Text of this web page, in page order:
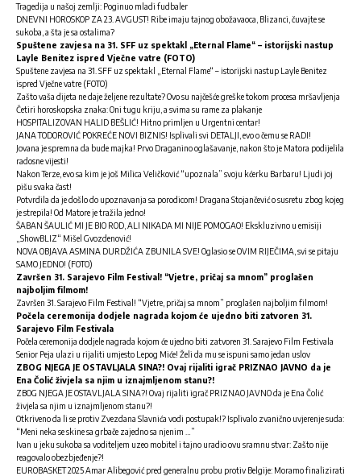
Tragedija u našoj zemlji: Poginuo mladi fudbaler
DNEVNI HOROSKOP ZA 23. AVGUST! Ribe imaju tajnog obožavaoca, Blizanci, čuvajte se
sukoba, a šta je sa ostalima?
Spuštene zavjesa na 31. SFF uz spektakl „Eternal Flame“ – istorijski nastup
Layle Benitez ispred Vječne vatre (FOTO)
Spuštene zavjesa na 31. SFF uz spektakl „Eternal Flame“ – istorijski nastup Layle Benitez
ispred Vječne vatre (FOTO)
Zašto vaša dijeta ne daje željene rezultate? Ovo su najčešće greške tokom procesa mršavljenja
Četiri horoskopska znaka: Oni tugu kriju, a svima su rame za plakanje
HOSPITALIZOVAN HALID BEŠLIĆ! Hitno primljen u Urgentni centar!
JANA TODOROVIĆ POKREĆE NOVI BIZNIS! Isplivali svi DETALJI, evo o čemu se RADI!
Jovana je spremna da bude majka! Prvo Draganino oglašavanje, nakon što je Matora podijelila
radosne vijesti!
Nakon Terze, evo sa kim je još Milica Veličković “upoznala” svoju kćerku Barbaru! Ljudi joj
pišu svaka čast!
Potvrdila da je došlo do upoznavanja sa porodicom! Dragana Stojančević o susretu zbog kojeg
je strepila! Od Matore je tražila jedno!
ŠABAN ŠAULIĆ MI JE BIO ROD, ALI NIKADA MI NIJE POMOGAO! Ekskluzivno u emisiji
„ShowBLIZ“ Mišel Gvozdenović!
NOVA OBJAVA ASMINA DURDŽIĆA ZBUNILA SVE! Oglasio se OVIM RIJEČIMA, svi se pitaju
SAMO JEDNO! (FOTO)
Završen 31. Sarajevo Film Festival! “Vjetre, pričaj sa mnom” proglašen
najboljim filmom!
Završen 31. Sarajevo Film Festival! “Vjetre, pričaj sa mnom” proglašen najboljim filmom!
Počela ceremonija dodjele nagrada kojom će ujedno biti zatvoren 31.
Sarajevo Film Festivala
Počela ceremonija dodjele nagrada kojom će ujedno biti zatvoren 31. Sarajevo Film Festivala
Senior Peja ulazi u rijaliti umjesto Lepog Miće! Želi da mu se ispuni samo jedan uslov
ZBOG NJEGA JE OSTAVLJALA SINA?! Ovaj rijaliti igrač PRIZNAO JAVNO da je
Ena Čolić živjela sa njim u iznajmljenom stanu?!
ZBOG NJEGA JE OSTAVLJALA SINA?! Ovaj rijaliti igrač PRIZNAO JAVNO da je Ena Čolić
živjela sa njim u iznajmljenom stanu?!
Otkriveno da li se protiv Zvezdana Slavnića vodi postupak!? Isplivalo zvanično uvjerenje suda:
“Meni neka se skine sa grbače zajedno sa njenim …”
Ivan u jeku sukoba sa voditeljem uzeo mobitel i tajno uradio ovu sramnu stvar: Zašto nije
reagovalo obezbjeđenje?!
EUROBASKET 2025 Amar Alibegović pred generalnu probu protiv Belgije: Moramo finalizirati